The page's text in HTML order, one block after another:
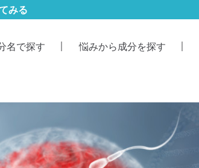
みる
名で探す 悩みから成分を探す